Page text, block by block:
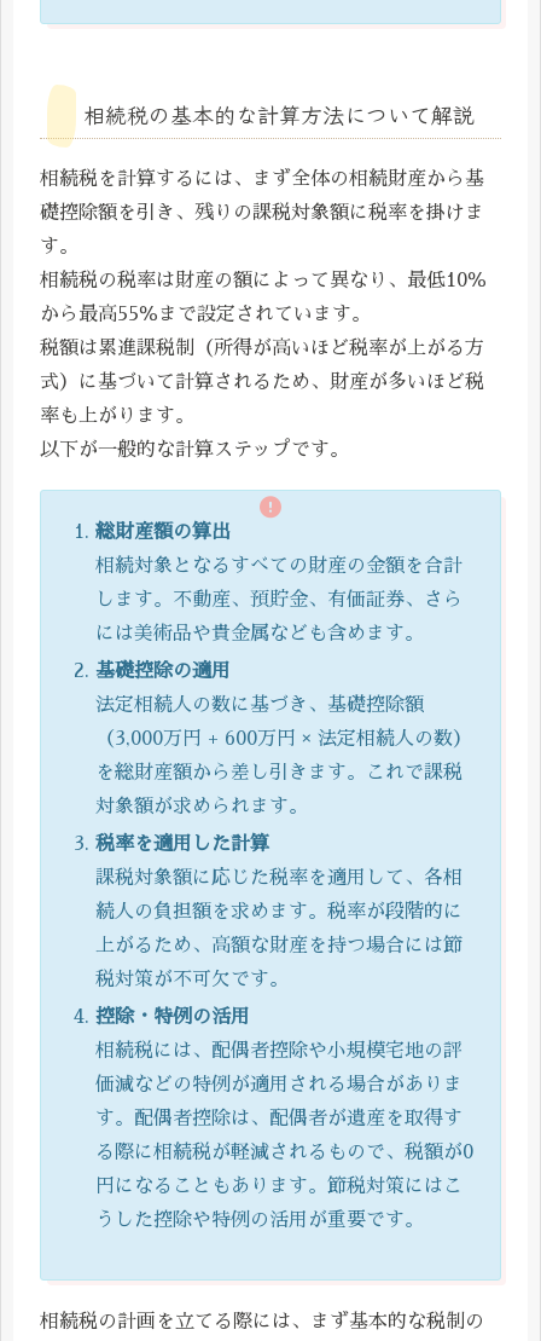
相続税の基本的な計算方法について解説
相続税を計算するには、まず全体の相続財産から基
礎控除額を引き、残りの課税対象額に税率を掛けま
す。
相続税の税率は財産の額によって異なり、最低10％
から最高55％まで設定されています。
税額は累進課税制（所得が高いほど税率が上がる方
式）に基づいて計算されるため、財産が多いほど税
率も上がります。
以下が一般的な計算ステップです。
総財産額の算出
相続対象となるすべての財産の金額を合計
します。不動産、預貯金、有価証券、さら
には美術品や貴金属なども含めます。
基礎控除の適用
法定相続人の数に基づき、基礎控除額
（3,000万円 + 600万円 × 法定相続人の数）
を総財産額から差し引きます。これで課税
対象額が求められます。
税率を適用した計算
課税対象額に応じた税率を適用して、各相
続人の負担額を求めます。税率が段階的に
上がるため、高額な財産を持つ場合には節
税対策が不可欠です。
控除・特例の活用
相続税には、配偶者控除や小規模宅地の評
価減などの特例が適用される場合がありま
す。配偶者控除は、配偶者が遺産を取得す
る際に相続税が軽減されるもので、税額が0
円になることもあります。節税対策にはこ
うした控除や特例の活用が重要です。
相続税の計画を立てる際には、まず基本的な税制の